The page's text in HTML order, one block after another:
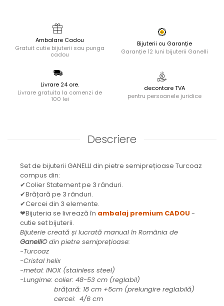
Ambalare Cadou
Gratuit cutie bijuterii sau punga
cadou
Bijuterii cu Garanție
Garanție 12 luni bijuterii Ganelli
Livrare 24 ore.
Livrare gratuita la comenzi de
100 lei
decontare TVA
pentru persoanele juridice
Descriere
Set de bijuterii GANELLI din pietre semiprețioase Turcoaz
compus din:
✔Colier Statement pe 3 rânduri.
✔Brățară pe 3 rânduri.
✔Cercei din 3 elemente.
❤Bijuteria se livrează în ambalaj premium CADOU -
cutie set bijuterii.
Bijuterie creată și lucrată manual în România de
Ganelli©din pietre semiprețioase:
-Turcoaz
-Cristal helix
-metal: INOX (stainless steel)
-Lungime: colier: 48-53 cm (reglabil)
brățară: 18 cm +5cm (prelungire reglabilă)
cercei: 4/6 cm